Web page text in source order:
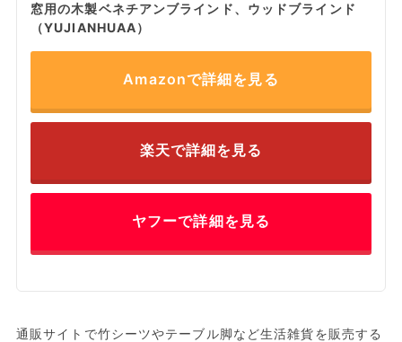
窓用の木製ベネチアンブラインド、ウッドブラインド
（YUJIANHUAA）
Amazonで詳細を見る
楽天で詳細を見る
ヤフーで詳細を見る
通販サイトで竹シーツやテーブル脚など生活雑貨を販売する